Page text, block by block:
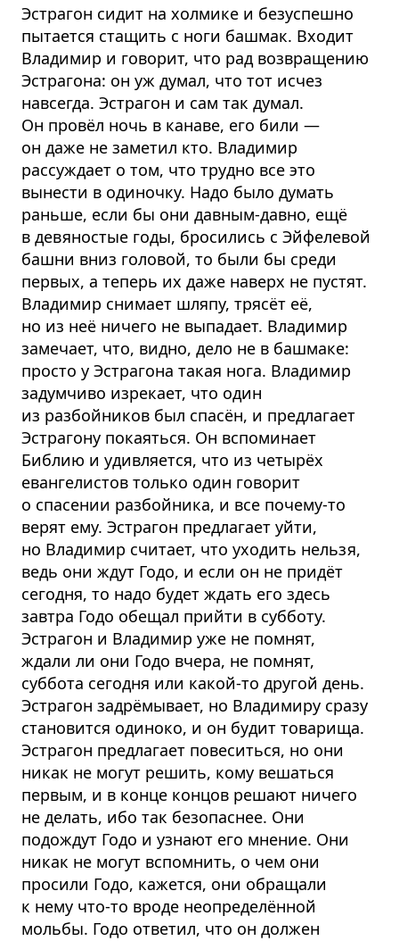
Эстрагон сидит на холмике и безуспешно
пытается стащить с ноги башмак. Входит
Владимир и говорит, что рад возвращению
Эстрагона: он уж думал, что тот исчез
навсегда. Эстрагон и сам так думал.
Он провёл ночь в канаве, его били —
он даже не заметил кто. Владимир
рассуждает о том, что трудно все это
вынести в одиночку. Надо было думать
раньше, если бы они давным-давно, ещё
в девяностые годы, бросились с Эйфелевой
башни вниз головой, то были бы среди
первых, а теперь их даже наверх не пустят.
Владимир снимает шляпу, трясёт её,
но из неё ничего не выпадает. Владимир
замечает, что, видно, дело не в башмаке:
просто у Эстрагона такая нога. Владимир
задумчиво изрекает, что один
из разбойников был спасён, и предлагает
Эстрагону покаяться. Он вспоминает
Библию и удивляется, что из четырёх
евангелистов только один говорит
о спасении разбойника, и все почему-то
верят ему. Эстрагон предлагает уйти,
но Владимир считает, что уходить нельзя,
ведь они ждут Годо, и если он не придёт
сегодня, то надо будет ждать его здесь
завтра Годо обещал прийти в субботу.
Эстрагон и Владимир уже не помнят,
ждали ли они Годо вчера, не помнят,
суббота сегодня или какой-то другой день.
Эстрагон задрёмывает, но Владимиру сразу
становится одиноко, и он будит товарища.
Эстрагон предлагает повеситься, но они
никак не могут решить, кому вешаться
первым, и в конце концов решают ничего
не делать, ибо так безопаснее. Они
подождут Годо и узнают его мнение. Они
никак не могут вспомнить, о чем они
просили Годо, кажется, они обращали
к нему что-то вроде неопределённой
мольбы. Годо ответил, что он должен